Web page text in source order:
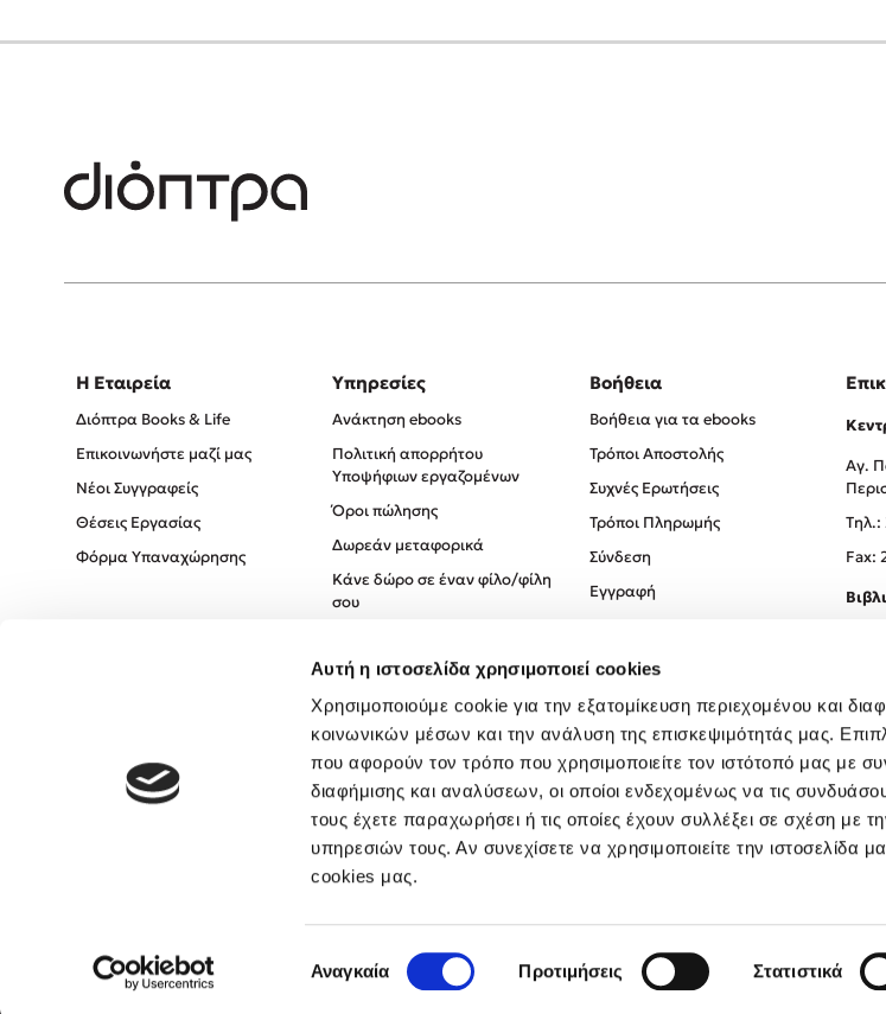
Αυτή η ιστοσελίδα χρησιμοποιεί cookies
Χρησιμοποιούμε cookie για την εξατομίκευση περιεχομένου και
κοινωνικών μέσων και την ανάλυση της επισκεψιμότητάς μας.
που αφορούν τον τρόπο που χρησιμοποιείτε τον ιστότοπό μας με
διαφήμισης και αναλύσεων, οι οποίοι ενδεχομένως να τις
τους έχετε παραχωρήσει ή τις οποίες έχουν συλλέξει σε σχέση με
υπηρεσιών τους. Αν συνεχίσετε να χρησιμοποιείτε την ιστοσελίδα
cookies μας.
συγκατάθεσης
Αναγκαία Προτιμήσεις Στατιστικά
Η Εταιρεία
Διόπτρα Books & Life
Επικοινωνήστε μαζί μας
Νέοι Συγγραφείς
Θέσεις Εργασίας
Φόρμα Υπαναχώρησης
Υπηρεσίες
Ανάκτηση ebooks
Πολιτική απορρήτου
Υποψήφιων εργαζομένων
Όροι πώλησης
Δωρεάν μεταφορικά
Κάνε δώρο σε έναν φίλο/φίλη
σου
Πολιτική Απορρήτου
Όροι χρήσης
Βοήθεια
Βοήθεια για τα ebooks
Τρόποι Αποστολής
Συχνές Ερωτήσεις
Τρόποι Πληρωμής
Σύνδεση
Εγγραφή
Αγ.
Fax:
Created by